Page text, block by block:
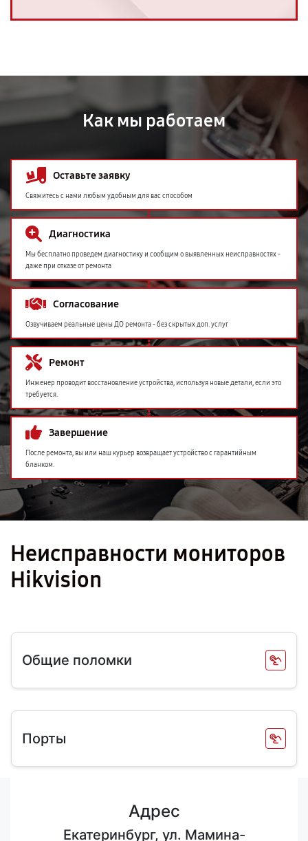
Как мы работаем
Оставьте заявку
Свяжитесь с нами любым удобным для вас способом
Диагностика
Мы бесплатно проведем диагностику и сообщим о выявленных неисправностях -
даже при отказе от ремонта
Согласование
Озвучиваем реальные цены ДО ремонта - без скрытых доп. услуг
Ремонт
Инженер проводит восстановление устройства, используя новые детали, если это
требуется.
Завершение
После ремонта, вы или наш курьер возвращает устройство с гарантийным
бланком.
Неисправности мониторов
Hikvision
Общие поломки
Порты
Адрес
Екатеринбург, ул. Мамина-